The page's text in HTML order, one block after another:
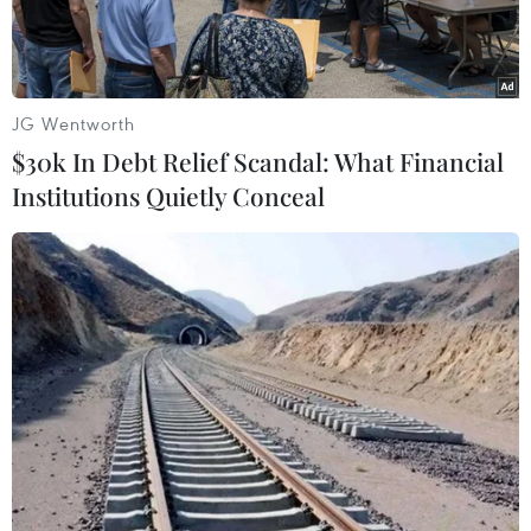
Việt Nam tạm biệt giấc mơ World Cup. (Ảnh: Minh
Chiến/Vietnam+)
Giấc mơ World Cup của bóng đá nữ Việt Nam đã
tan vỡ sau thất bại 1-2 trước Thái Lan ở trận
play-off Asian Cup vào chiều nay (21/5). Bàn
thắng duy nhất của Tuyết Dung là không đủ để
JG Wentworth
$30k In Debt Relief Scandal: What Financial
Institutions Quietly Conceal